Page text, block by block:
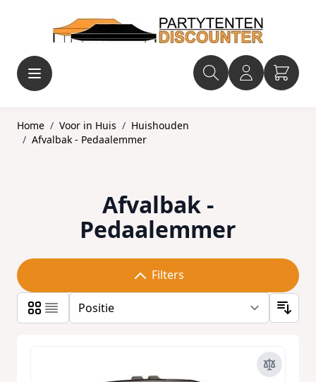
Home / Voor in Huis / Huishouden
/ Afvalbak - Pedaalemmer
Afvalbak -
Pedaalemmer
Filters